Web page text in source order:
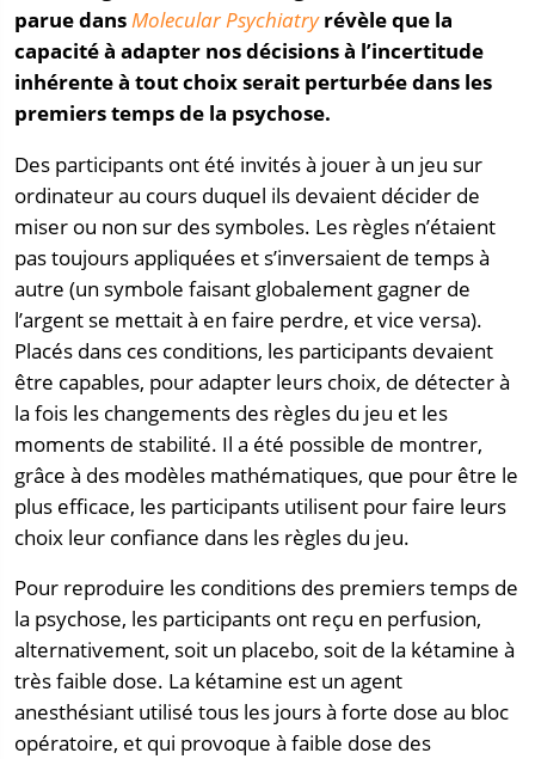
parue dansMolecular Psychiatryrévèle que la
capacité à adapter nos décisions à l’incertitude
inhérente à tout choix serait perturbée dans les
premiers temps de la psychose.
Des participants ont été invités à jouer à un jeu sur
ordinateur au cours duquel ils devaient décider de
miser ou non sur des symboles. Les règles n’étaient
pas toujours appliquées et s’inversaient de temps à
autre (un symbole faisant globalement gagner de
l’argent se mettait à en faire perdre, et vice versa).
Placés dans ces conditions, les participants devaient
être capables, pour adapter leurs choix, de détecter à
la fois les changements des règles du jeu et les
moments de stabilité. Il a été possible de montrer,
grâce à des modèles mathématiques, que pour être le
plus efficace, les participants utilisent pour faire leurs
choix leur confiance dans les règles du jeu.
Pour reproduire les conditions des premiers temps de
la psychose, les participants ont reçu en perfusion,
alternativement, soit un placebo, soit de la kétamine à
très faible dose. La kétamine est un agent
anesthésiant utilisé tous les jours à forte dose au bloc
opératoire, et qui provoque à faible dose des